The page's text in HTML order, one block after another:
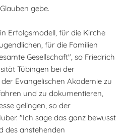
gebe.
Erfolgsmodell, für die Kirche
für die Familien
Gesellschaft", so Friedrich
Tübingen bei der
Evangelischen Akademie zu
und zu dokumentieren,
gelingen, so der
"Ich sage das ganz bewusst
des anstehenden